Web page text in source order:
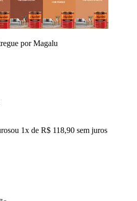
por Magalu
ou 1x de R$ 118,90 sem juros